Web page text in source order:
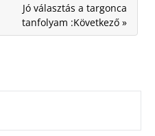
Jó választás a targonca
tanfolyam :Következő »